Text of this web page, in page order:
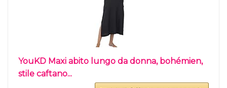
YouKD Maxi abito lungo da donna, bohémien,
stile caftano...